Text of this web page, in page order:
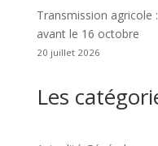
Transmission agricole
avant le 16 octobre
20 juillet 2026
Les